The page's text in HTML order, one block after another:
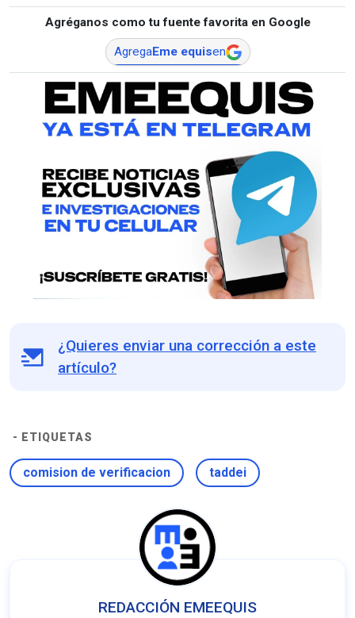
Agréganos como tu fuente favorita en Google
AgregaEme equisen
¿Quieres enviar una corrección a este
artículo?
- ETIQUETAS
comision de verificacion taddei
REDACCIÓN EMEEQUIS